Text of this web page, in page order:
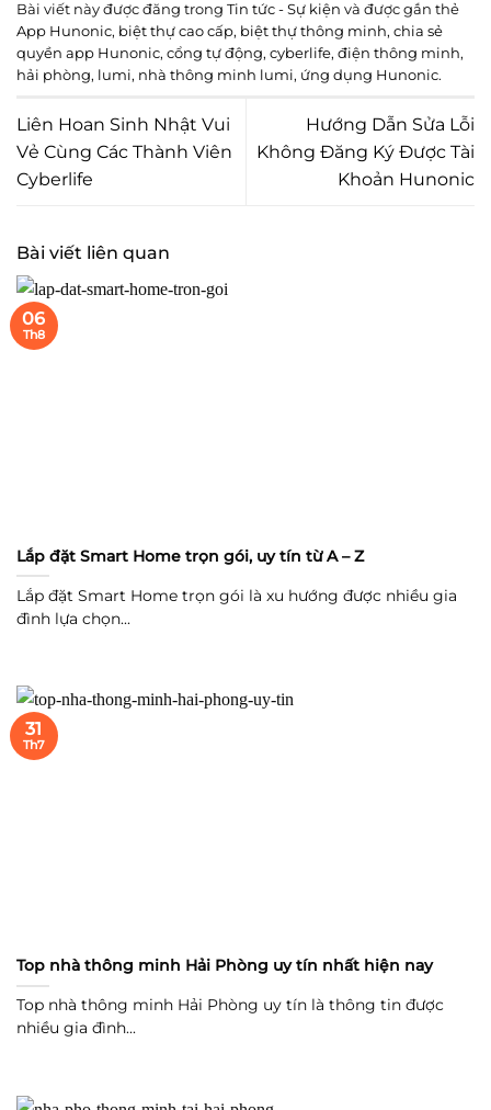
Bài viết này được đăng trong Tin tức - Sự kiện và được gắn thẻ
App Hunonic, biệt thự cao cấp, biệt thự thông minh, chia sẻ
quyền app Hunonic, cổng tự động, cyberlife, điện thông minh,
hải phòng, lumi, nhà thông minh lumi, ứng dụng Hunonic.
Liên Hoan Sinh Nhật Vui
Vẻ Cùng Các Thành Viên
Cyberlife
Hướng Dẫn Sửa Lỗi
Không Đăng Ký Được Tài
Khoản Hunonic
Bài viết liên quan
Lắp đặt Smart Home trọn gói, uy tín từ A – Z
Lắp đặt Smart Home trọn gói là xu hướng được nhiều gia
đình lựa chọn...
06
Th8
Top nhà thông minh Hải Phòng uy tín nhất hiện nay
Top nhà thông minh Hải Phòng uy tín là thông tin được
nhiều gia đình...
31
Th7